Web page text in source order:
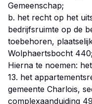
Gemeenschap;
b. het recht op het
bedrijfsruimte op de
toebehoren,
Wolphaertsbocht 440;
Hierna te noemen:
13. het
gemeente Charlois,
complexaanduiding